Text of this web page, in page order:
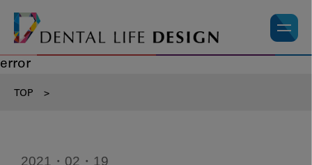
error
TOP >
2021・02・19